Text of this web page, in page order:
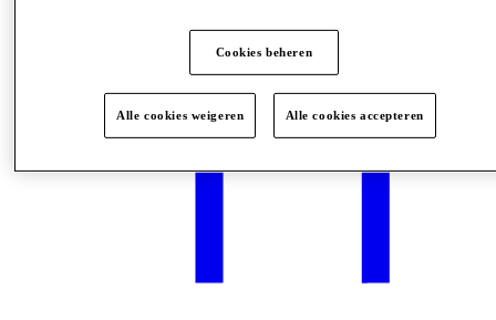
Cookies beheren
Alle cookies weigeren Alle cookies accepteren